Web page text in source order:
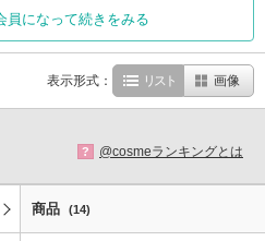
員になって続きをみる
表示形式： リスト 画像
? @cosmeランキングとは
商品 (14)